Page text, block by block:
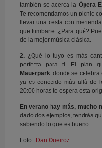
también se acerca la Ópera
Te recomendamos un picnic
llevar una cesta con
que tumbarte. ¿Para qué?
de la mejor música clásica.
2.¿Qué lo tuyo es más
perfecta para ti. El plan
Mauerpark, donde se celebra
ya es conocido más allá de
20:00 horas te espera esta
En verano hay más, mucho
dado dos ejemplos, tendrás
sabiendo lo que es bueno.
Foto | Dan Queiroz